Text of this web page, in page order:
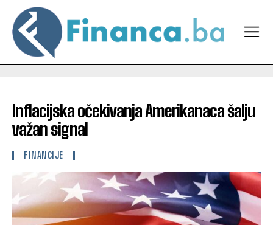
Inflacijska očekivanja Amerikanaca šalju
važan signal
FINANCIJE